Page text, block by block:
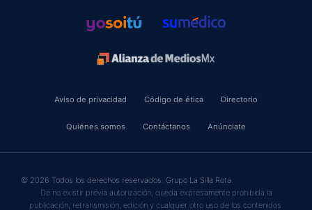
Aviso de privacidad Código de ética Directorio
Quiénes somos Contáctanos Anúnciate
© 2026 Todos los derechos reservados. Grupo La Silla Rota.
De no existir previa autorización, queda expresamente prohibida la
publicación, retransmisión, edición y cualquier otro uso de los contenidos.